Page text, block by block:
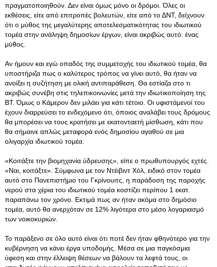
πραγματοποιηθούν. Δεν είναι όμως μόνο οι δρόμοι. Όλες οι
εκθέσεις, είτε από επιτροπές βολευτών, είτε από το ΔΝΤ, δείχνουν
ότι ο μύθος της μεγαλύτερης αποτελεσματικότητας του ιδιωτικού
τομέα στην ανάληψη δημοσίων έργων, είναι ακριβώς αυτό: ένας
μύθος.
Αν ήμουν και εγώ οπαδός της συμμετοχής του ιδιωτικού τομέα, θα
υποστήριζα πως ο καλύτερος τρόπος να γίνει αυτό, θα ήταν να
ανοίξει η συζήτηση με ολική αντιπαράθεση. Θα εστίαζα στο τι
ακριβώς συνέβη στις τηλεπικοινωνίες μετά την ιδιωτικοποίηση της
BT. Όμως ο Κάμερον δεν μιλάει για κάτι τέτοιο. Οι υφιστάμενοί του
έχουν διαρρεύσει το ενδεχόμενο ότι, όποιος αναλάβει τους δρόμους
θα μπορέσει να τους κρατήσει με εκατονταετή μίσθωση, κάτι που
θα σήμαινε απλώς μεταφορά ενός δημοσίου αγαθού σε μια
ολιγαρχία ιδιωτικού τομέα.
«Κοιτάξτε την βιομηχανία ύδρευσης», είπε ο πρωθυπουργός εχτές.
«Ναι, κοιτάξτε». Σύμφωνα με τον Ντέιβιντ Χόλ, ειδικό στον τομέα
αυτό στο Πανεπιστήμιο του Γκρίνουιτς, η παράδοση της παροχής
νερού στα χέρια του ιδιωτικού τομέα κοστίζει περίπου 1 εκατ.
παραπάνω τον χρόνο. Εκτιμά πως αν ήταν ακόμα στο δημόσιο
τομέα, αυτό θα ανερχόταν σε 12% λιγότερα στο μέσο λογαριασμό
των νοικοκυριών.
Το παράξενο σε όλο αυτό είναι ότι ποτέ δεν ήταν φθηνότερο για την
κυβέρνηση να κάνει έργα υποδομής. Μέσα σε μια παγκόσμια
ύφεση και στην έλλειψη θέσεων να βάλουν τα λεφτά τους, οι